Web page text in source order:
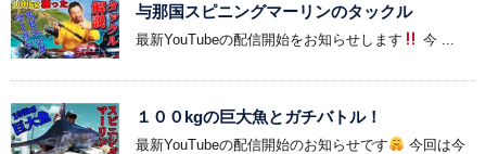
与那国スピニングマーリンのタックル
最新YouTubeの配信開始をお知らせします 今 ...
１００kgの巨大魚とガチバトル！
最新YouTubeの配信開始のお知らせです
今回は今